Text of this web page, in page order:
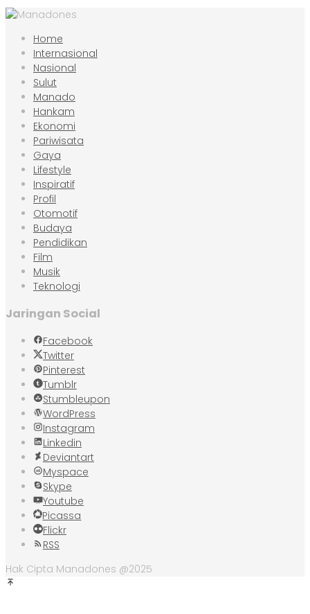
Home
Internasional
Nasional
Sulut
Manado
Hankam
Ekonomi
Pariwisata
Gaya
Lifestyle
Inspiratif
Profil
Otomotif
Budaya
Pendidikan
Film
Musik
Teknologi
Jaringan Social
Facebook
Twitter
Pinterest
Tumblr
Stumbleupon
WordPress
Instagram
Linkedin
Deviantart
Myspace
Skype
Youtube
Picassa
Flickr
RSS
Hak Cipta Manadones @2025